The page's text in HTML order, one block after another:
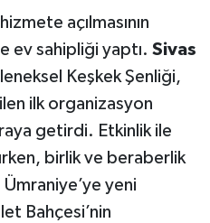
açılmasının
ev sahipliği yaptı. Sivas
Keşkek Şenliği,
ilk organizasyon
getirdi. Etkinlik ile
birlik ve beraberlik
yeni
Bahçesi’nin